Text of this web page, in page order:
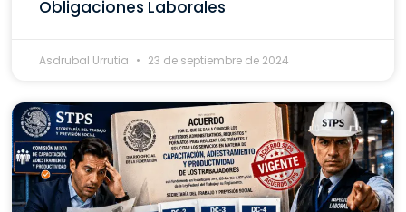
Obligaciones Laborales
Asdrubal Urrutia 23 de septiembre de 2024